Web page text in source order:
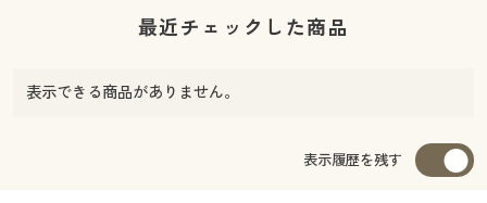
最近チェックした商品
表示できる商品がありません。
表示履歴を残す